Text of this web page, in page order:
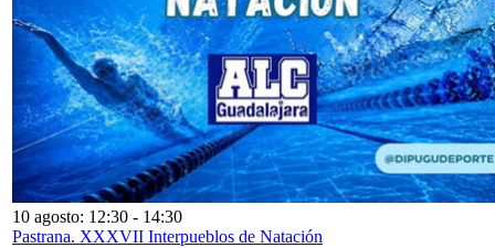
10 agosto: 12:30 - 14:30
Pastrana. XXXVII Interpueblos de Natación